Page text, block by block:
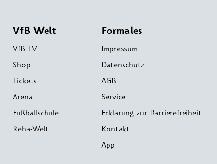
VfB Welt
VfB TV
Shop
Tickets
Arena
Fußballschule
Reha-Welt
Formales
Impressum
Datenschutz
AGB
Service
Erklärung zur Barrierefreiheit
Kontakt
App